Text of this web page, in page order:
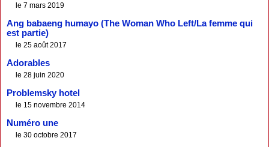
le 7 mars 2019
Ang babaeng humayo (The Woman Who Left/La femme qui
est partie)
le 25 août 2017
Adorables
le 28 juin 2020
Problemsky hotel
le 15 novembre 2014
Numéro une
le 30 octobre 2017